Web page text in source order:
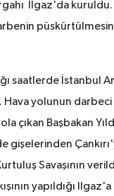
Ilgaz'da kuruldu.
saatlerde İstanbul
Hava yolunun
çıkan Başbakan
Savaşının
yapıldığı